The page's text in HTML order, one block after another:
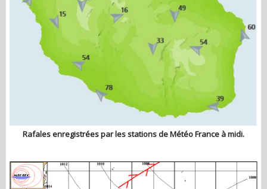
Rafales enregistrées par les stations de Météo France à midi.